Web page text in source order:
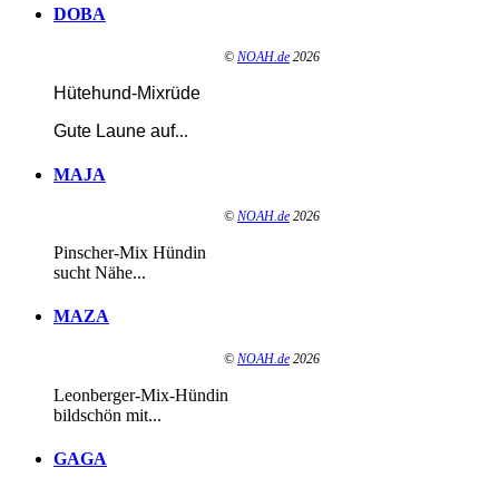
DOBA
© NOAH.de 2026
Hütehund-Mixrüde
Gute Laune auf...
MAJA
© NOAH.de 2026
Pinscher-Mix Hündin
sucht Nähe...
MAZA
© NOAH.de 2026
Leonberger-Mix-Hündin
bildschön mit...
GAGA